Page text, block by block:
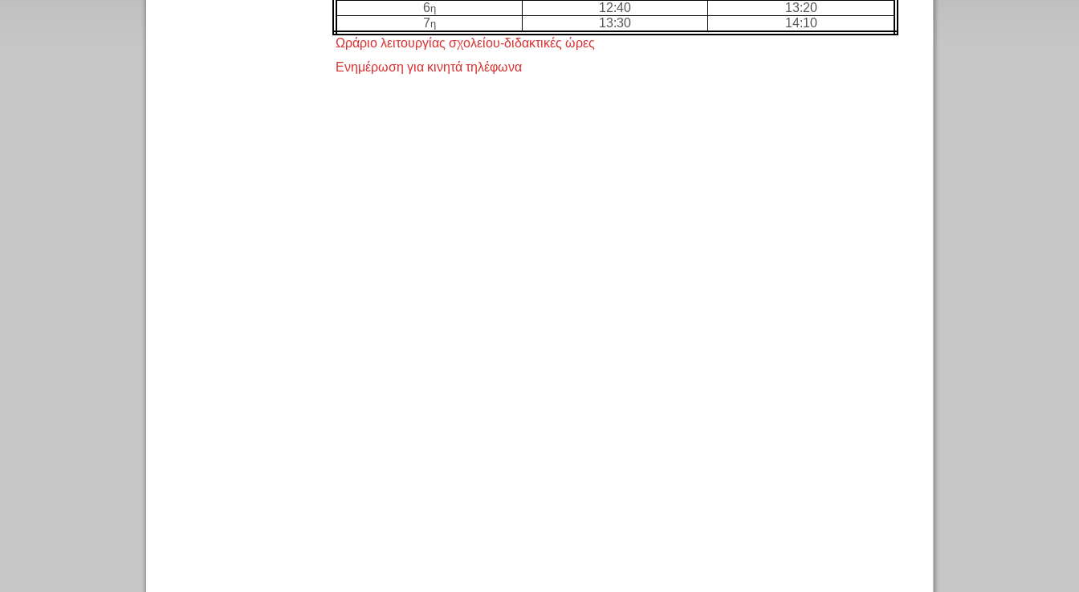
6η 12:40
13:20
7η 13:30
14:10
Ωράριο λειτουργίας σχολείου-διδακτικές ώρες
Ενημέρωση για κινητά τηλέφωνα